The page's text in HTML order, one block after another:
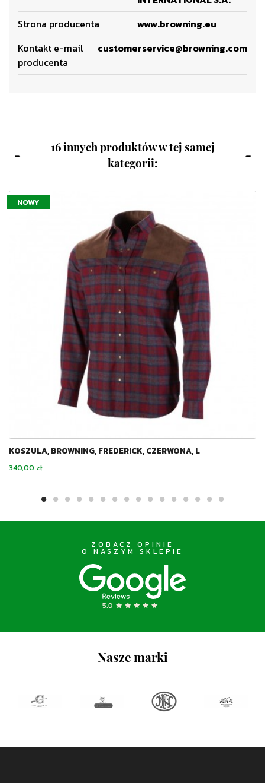
Strona producenta
www.browning.eu
Kontakt e-mail
producenta
customerservice@browning.com
16 innych produktów w tej samej
kategorii:
KOSZULA, BROWNING, FREDERICK, CZERWONA, L
Cena
340,00 zł
NOWY
ZOBACZ OPINIE
O NASZYM SKLEPIE
Nasze marki